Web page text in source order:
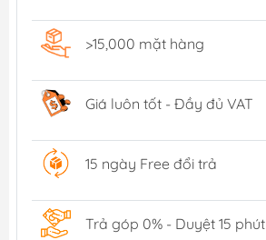
>15,000 mặt hàng
Giá luôn tốt - Đầy đủ VAT
15 ngày Free đổi trả
Trả góp 0% - Duyệt 15 phút